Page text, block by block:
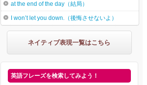
at the end of the day（結局）
I won’t let you down.（後悔させないよ）
ネイティブ表現一覧はこちら
英語フレーズを検索してみよう！